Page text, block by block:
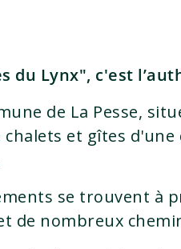
du Lynx", c'est
de La Pesse,
chalets et gîtes
se trouvent à
de nombreux